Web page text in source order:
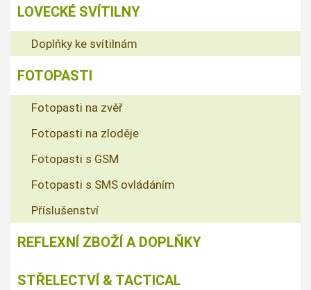
LOVECKÉ SVÍTILNY
Doplňky ke svítilnám
FOTOPASTI
Fotopasti na zvěř
Fotopasti na zloděje
Fotopasti s GSM
Fotopasti s SMS ovládáním
Příslušenství
REFLEXNÍ ZBOŽÍ A DOPLŇKY
STŘELECTVÍ & TACTICAL